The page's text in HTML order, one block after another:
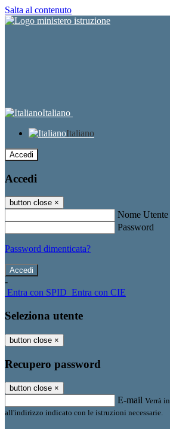
Salta al contenuto
Italiano
Italiano
Accedi
Accedi
button close ×
Nome Utente
Password
Password dimenticata?
-
Entra con SPID Entra con CIE
Seleziona utente
button close ×
Recupero password
button close ×
E-mail Verrà
all'indirizzo indicato con le istruzioni necessarie.